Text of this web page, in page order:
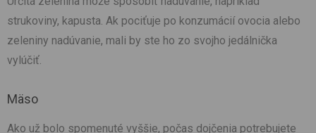
strukoviny, kapusta. Ak pociťuje po konzumácií ovocia alebo
zeleniny nadúvanie, mali by ste ho zo svojho jedálnička
vylúčiť.
Mäso
Ako už bolo spomenuté vyššie, počas dojčenia potrebujete